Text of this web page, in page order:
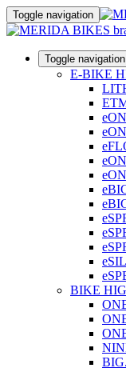
Toggle navigation
Toggle navigation
E-BIKE
BIKE